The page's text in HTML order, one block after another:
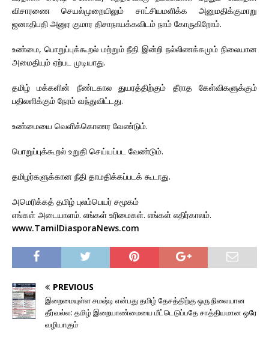
விசாரணை செயல்முறையிலும் சாட்சியமளிக்க அனுமதிக்குமாறு
ஜனாதிபதி அனுர குமார திசாநாயக்கவிடம் நாம் கோருகிறோம்.
உண்மை, பொறுப்புக்கூறல் மற்றும் நீதி இன்றி நல்லிணக்கமும் நிலையான
அமைதியும் ஏற்பட முடியாது.
தமிழ் மக்களின் நீண்டகால துயரத்திற்கும் தீராத கேள்விகளுக்கும்
பதிலளிக்கும் நேரம் வந்துவிட்டது.
உண்மையை வெளிக்கொணர வேண்டும்.
பொறுப்புக்கூறல் உறுதி செய்யப்பட வேண்டும்.
தமிழர்களுக்கான நீதி தாமதிக்கப்படக் கூடாது.
அமெரிக்கத் தமிழ் புலம்பெயர் சமூகம்
எங்கள் அடையாளம். எங்கள் உரிமைகள். எங்கள் எதிர்காலம்.
www.TamilDiasporaNews.com
PREVIOUS
இறைமையுள்ள சமஷ்டி என்பது தமிழ் தேசத்திற்கு ஒரு நிலையான
தீர்வல்ல: தமிழ் இறையாண்மையை மீட்டெடுப்பதே சாத்தியமான ஒரே
வழியாகும்